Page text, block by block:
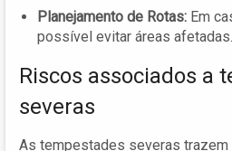
Planejamento de Rotas: Em
possível evitar áreas afetadas.
Riscos associados a
severas
As tempestades severas